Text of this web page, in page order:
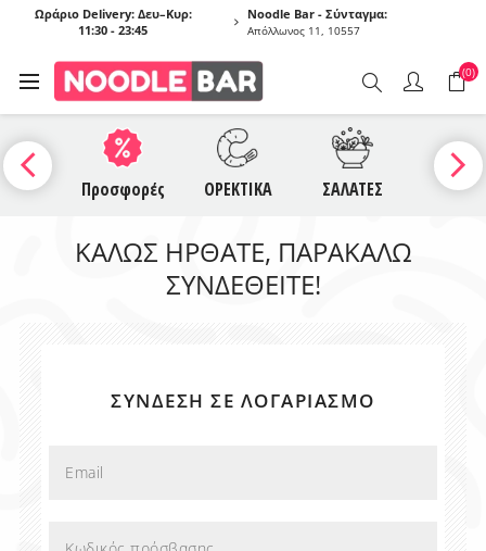
Ωράριο Delivery: Δευ–Κυρ:
11:30 - 23:45
Noodle Bar - Σύνταγμα:
Απόλλωνος 11, 10557
(0)
Προσφορές ΟΡΕΚΤΙΚΑ ΣΑΛΑΤΕΣ
ΚΑΛΏΣ ΉΡΘΑΤΕ, ΠΑΡΑΚΑΛΏ
ΣΥΝΔΕΘΕΊΤΕ!
ΣΎΝΔΕΣΗ ΣΕ ΛΟΓΑΡΙΑΣΜΌ